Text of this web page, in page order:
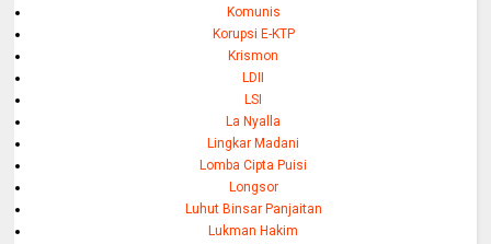
Komunis
Korupsi E-KTP
Krismon
LDII
LSI
La Nyalla
Lingkar Madani
Lomba Cipta Puisi
Longsor
Luhut Binsar Panjaitan
Lukman Hakim